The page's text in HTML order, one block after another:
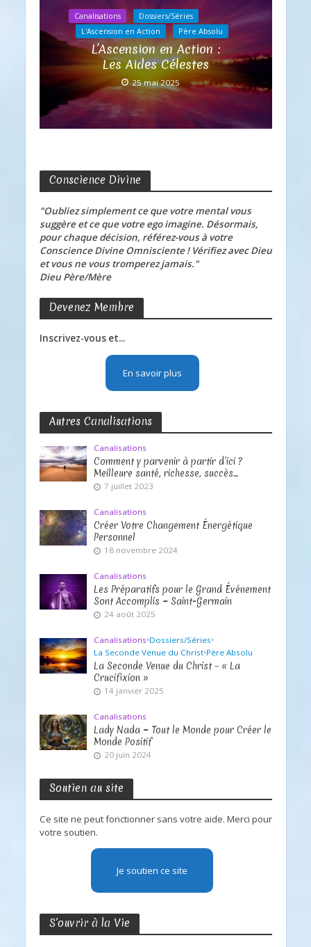
Canalisations
Dossiers/Séries
L'Ascension en Action
Père Absolu
L’Ascension en Action :
Les Aides Célestes
25 mai 2025
Conscience Divine
"Oubliez simplement ce que votre mental vous
suggère et ce que votre ego imagine. Désormais,
pour chaque décision, référez-vous à votre
Conscience Divine Omnisciente ! Vérifiez avec Dieu
et vous ne vous tromperez jamais."
Dieu Père/Mère
Devenez Membre
Inscrivez-vous et...
En savoir plus
Autres Canalisations
Canalisations
Comment y parvenir à partir d’ici ?
Meilleure santé, richesse, succès…
7 juillet 2023
Canalisations
Créer Votre Changement Énergétique
Personnel
18 novembre 2024
Canalisations
Les Préparatifs pour le Grand Événement
Sont Accomplis ~ Saint-Germain
24 août 2025
Canalisations•Dossiers/Séries•
La Seconde Venue du Christ•Père Absolu
La Seconde Venue du Christ – « La
Crucifixion »
14 janvier 2025
Canalisations
Lady Nada ~ Tout le Monde pour Créer le
Monde Positif
20 juin 2024
Soutien au site
Ce site ne peut fonctionner sans votre aide. Merci pour
votre soutien.
Je soutien ce site
S’ouvrir à la Vie